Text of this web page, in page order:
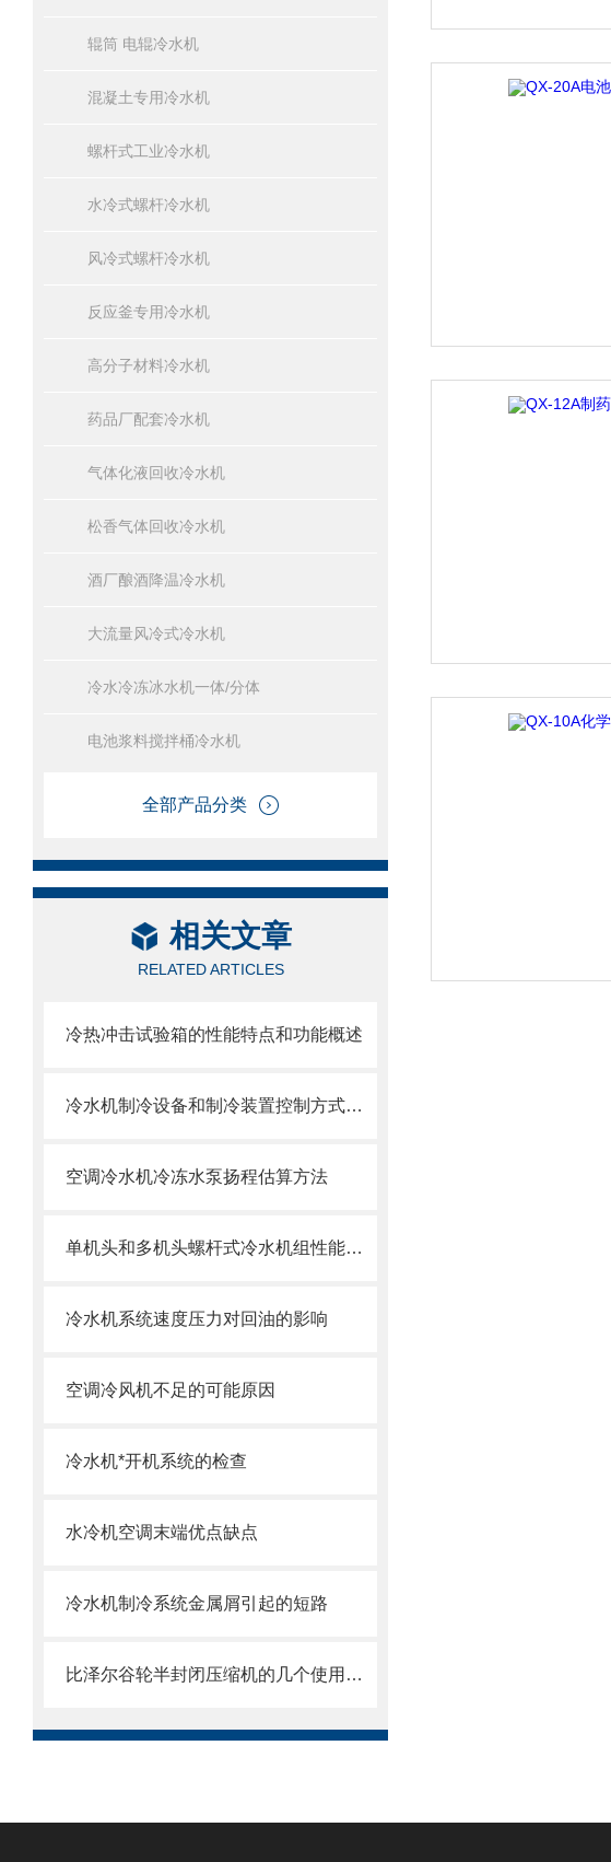
辊筒 电辊冷水机
混凝土专用冷水机
螺杆式工业冷水机
水冷式螺杆冷水机
风冷式螺杆冷水机
反应釜专用冷水机
高分子材料冷水机
药品厂配套冷水机
气体化液回收冷水机
松香气体回收冷水机
酒厂酿酒降温冷水机
大流量风冷式冷水机
冷水冷冻冰水机一体/分体
电池浆料搅拌桶冷水机
全部产品分类
相关文章
RELATED ARTICLES
冷热冲击试验箱的性能特点和功能概述
冷水机制冷设备和制冷装置控制方式的设计
空调冷水机冷冻水泵扬程估算方法
单机头和多机头螺杆式冷水机组性能对比
冷水机系统速度压力对回油的影响
空调冷风机不足的可能原因
冷水机*开机系统的检查
水冷机空调末端优点缺点
冷水机制冷系统金属屑引起的短路
比泽尔谷轮半封闭压缩机的几个使用注意事项